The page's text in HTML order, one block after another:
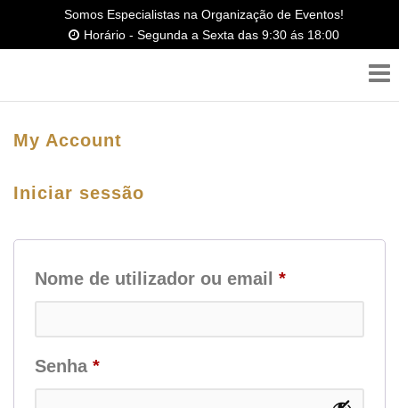
conteúdo
Somos Especialistas na Organização de Eventos!
Horário - Segunda a Sexta das 9:30 ás 18:00
My Account
Iniciar sessão
Nome de utilizador ou email *Obrigatório
Senha *Obrigatório